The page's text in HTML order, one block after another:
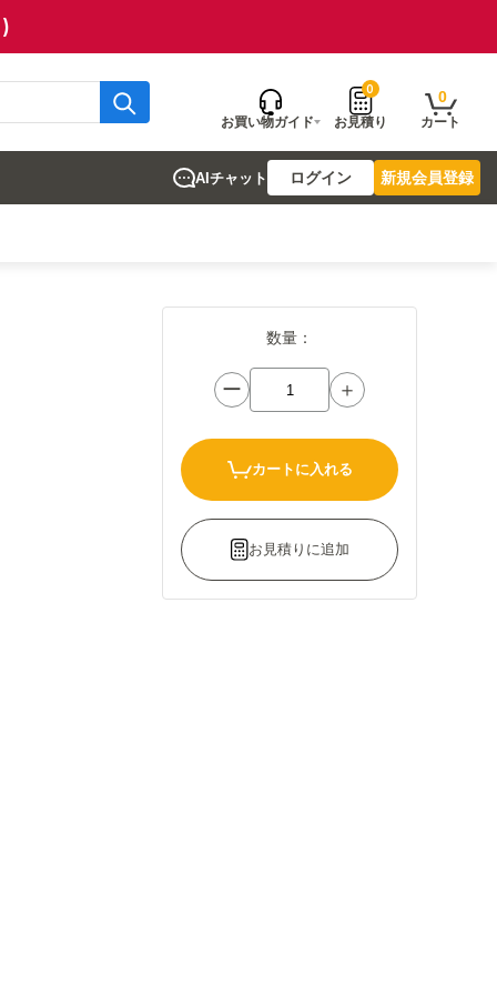
お買い物ガイド
0
お見積り
0
カート
AIチャット ログイン 新規会員登録
数量：
ー ＋
カートに入れる
お見積りに追加